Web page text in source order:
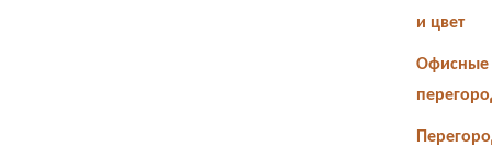
и цвет
Офисные